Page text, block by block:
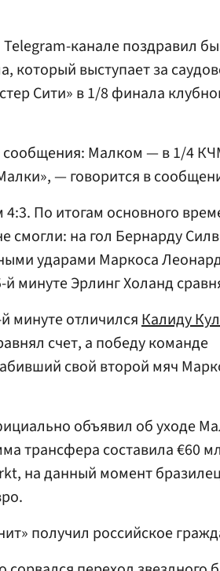
Telegram-канале поздравил
выступает за
Сити» в 1/8 финала
сообщения: Малком — в 1/4
— говорится в
По итогам основного
смогли: на гол Бернарду
ударами Маркоса
минуте Эрлинг Холанд
минуте отличилсяКалиду
счет, а победу команде
свой второй мяч
объявил об уходе
трансфера составила €60
на данный момент
получил российское